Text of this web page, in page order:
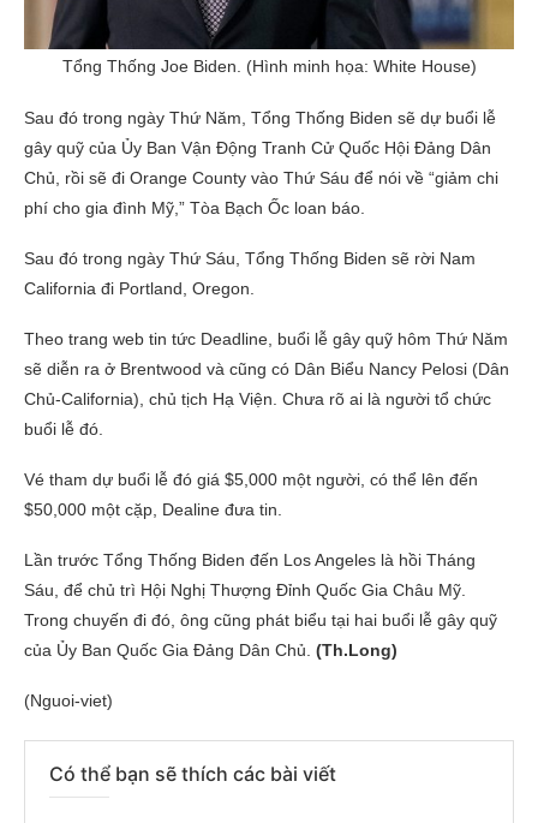
Tổng Thống Joe Biden. (Hình minh họa: White House)
Sau đó trong ngày Thứ Năm, Tổng Thống Biden sẽ dự buổi lễ
gây quỹ của Ủy Ban Vận Động Tranh Cử Quốc Hội Đảng Dân
Chủ, rồi sẽ đi Orange County vào Thứ Sáu để nói về “giảm chi
phí cho gia đình Mỹ,” Tòa Bạch Ốc loan báo.
Sau đó trong ngày Thứ Sáu, Tổng Thống Biden sẽ rời Nam
California đi Portland, Oregon.
Theo trang web tin tức Deadline, buổi lễ gây quỹ hôm Thứ Năm
sẽ diễn ra ở Brentwood và cũng có Dân Biểu Nancy Pelosi (Dân
Chủ-California), chủ tịch Hạ Viện. Chưa rõ ai là người tổ chức
buổi lễ đó.
Vé tham dự buổi lễ đó giá $5,000 một người, có thể lên đến
$50,000 một cặp, Dealine đưa tin.
Lần trước Tổng Thống Biden đến Los Angeles là hồi Tháng
Sáu, để chủ trì Hội Nghị Thượng Đỉnh Quốc Gia Châu Mỹ.
Trong chuyến đi đó, ông cũng phát biểu tại hai buổi lễ gây quỹ
của Ủy Ban Quốc Gia Đảng Dân Chủ. (Th.Long)
(Nguoi-viet)
Có thể bạn sẽ thích các bài viết